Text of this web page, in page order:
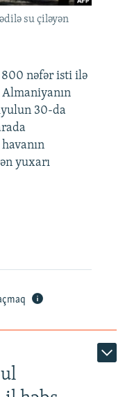
su çiləyən
nəfər isti ilə
Almaniyanın
30-da
yuxarı